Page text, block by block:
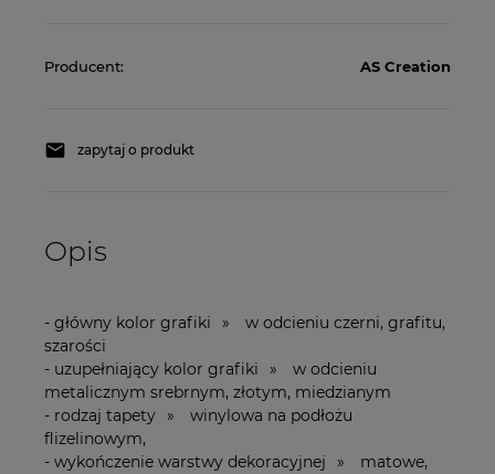
Producent: AS Creation
zapytaj o produkt
Opis
- główny kolor grafiki » w odcieniu czerni, grafitu,
szarości
- uzupełniający kolor grafiki » w odcieniu
metalicznym srebrnym, złotym, miedzianym
- rodzaj tapety » winylowa na podłożu
flizelinowym,
- wykończenie warstwy dekoracyjnej » matowe,